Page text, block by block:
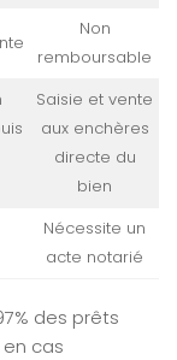
Non
remboursable
Saisie et vente
aux enchères
directe du
bien
Nécessite un
acte notarié
des prêts
cas